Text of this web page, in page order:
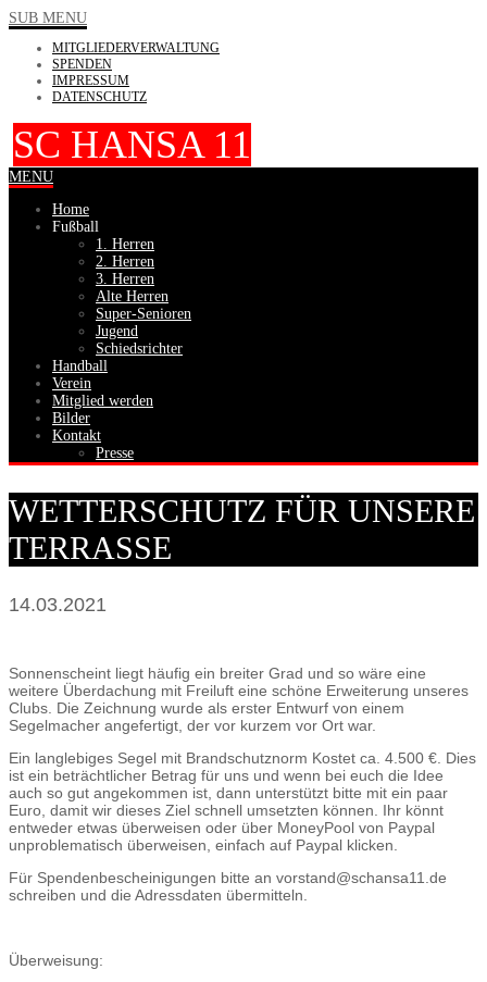
SUB MENU
MITGLIEDERVERWALTUNG
SPENDEN
IMPRESSUM
DATENSCHUTZ
SC HANSA 11
MENU
Home
Fußball
1. Herren
2. Herren
3. Herren
Alte Herren
Super-Senioren
Jugend
Schiedsrichter
Handball
Verein
Mitglied werden
Bilder
Kontakt
Presse
WETTERSCHUTZ FÜR UNSERE
TERRASSE
14.03.2021
Sonnenscheint liegt häufig ein breiter Grad und so wäre eine
weitere Überdachung mit Freiluft eine schöne Erweiterung unseres
Clubs. Die Zeichnung wurde als erster Entwurf von einem
Segelmacher angefertigt, der vor kurzem vor Ort war.
Ein langlebiges Segel mit Brandschutznorm Kostet ca. 4.500 €. Dies
ist ein beträchtlicher Betrag für uns und wenn bei euch die Idee
auch so gut angekommen ist, dann unterstützt bitte mit ein paar
Euro, damit wir dieses Ziel schnell umsetzten können. Ihr könnt
entweder etwas überweisen oder über MoneyPool von Paypal
unproblematisch überweisen, einfach auf Paypal klicken.
Für Spendenbescheinigungen bitte an vorstand@schansa11.de
schreiben und die Adressdaten übermitteln.
Überweisung: